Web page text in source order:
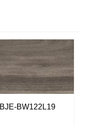
BJE-BW122L19